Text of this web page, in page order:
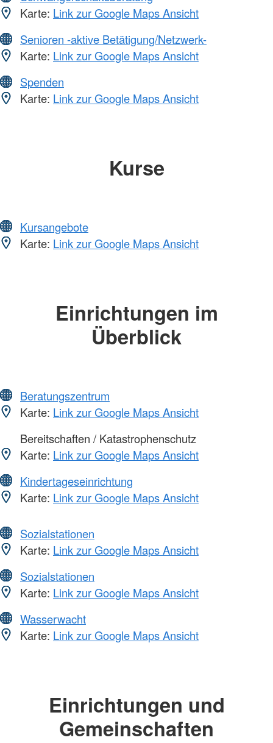
Karte: Link zur Google Maps Ansicht
Senioren -aktive Betätigung/Netzwerk-
Karte: Link zur Google Maps Ansicht
Spenden
Karte: Link zur Google Maps Ansicht
Kurse
Kursangebote
Karte: Link zur Google Maps Ansicht
Einrichtungen im
Überblick
Beratungszentrum
Karte: Link zur Google Maps Ansicht
Bereitschaften / Katastrophenschutz
Karte: Link zur Google Maps Ansicht
Kindertageseinrichtung
Karte: Link zur Google Maps Ansicht
Sozialstationen
Karte: Link zur Google Maps Ansicht
Sozialstationen
Karte: Link zur Google Maps Ansicht
Wasserwacht
Karte: Link zur Google Maps Ansicht
Einrichtungen und
Gemeinschaften